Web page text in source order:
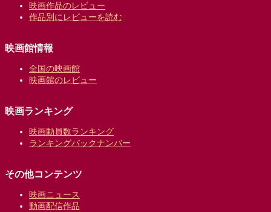
映画作品のレビュー
作品別にレビューを読む
映画館情報
全国の映画館
映画館のレビュー
映画ランキング
映画動員数ランキング
ランキングバックナンバー
その他コンテンツ
映画ニュース
動画配信作品